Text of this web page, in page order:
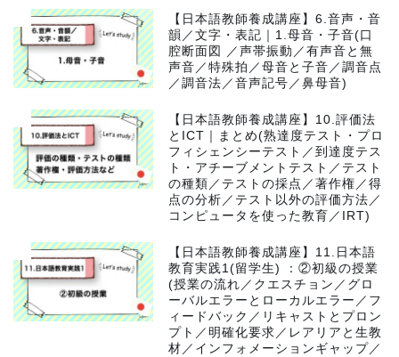
【日本語教師養成講座】6.音声・音
韻／文字・表記｜1.母音・子音(口
腔断面図 ／声帯振動／有声音と無
声音／特殊拍／母音と子音／調音点
／調音法／音声記号／鼻母音)
【日本語教師養成講座】10.評価法
とICT｜まとめ(熟達度テスト・プロ
フィシェンシーテスト／到達度テス
ト・アチーブメントテスト／テスト
の種類／テストの採点／著作権／得
点の分析／テスト以外の評価方法／
コンピュータを使った教育／IRT)
【日本語教師養成講座】11.日本語
教育実践1(留学生) ：②初級の授業
(授業の流れ／クエスチョン／グロ
ーバルエラーとローカルエラー／フ
ィードバック／リキャストとプロン
プト／明確化要求／レアリアと生教
材／インフォメーションギャップ／